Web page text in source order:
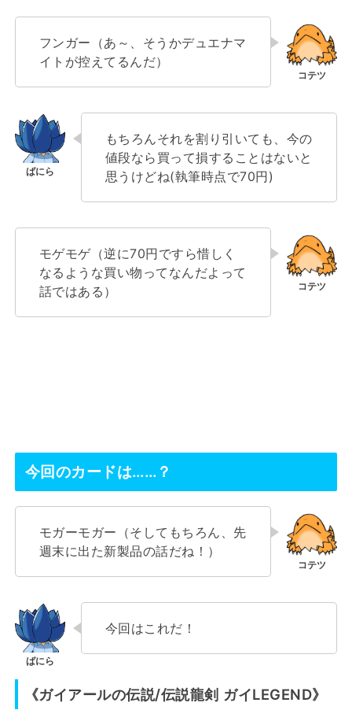
フンガー（あ～、そうかデュエナマ
イトが控えてるんだ）
もちろんそれを割り引いても、今の
値段なら買って損することはないと
思うけどね(執筆時点で70円)
モゲモゲ（逆に70円ですら惜しく
なるような買い物ってなんだよって
話ではある）
今回のカードは……？
モガーモガー（そしてもちろん、先
週末に出た新製品の話だね！）
今回はこれだ！
《ガイアールの伝説/伝説龍剣 ガイLEGEND》